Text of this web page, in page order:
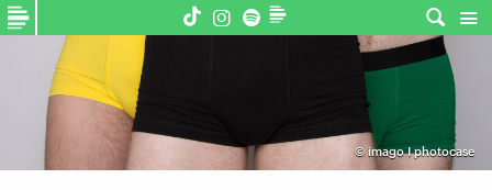
© imago I photocase